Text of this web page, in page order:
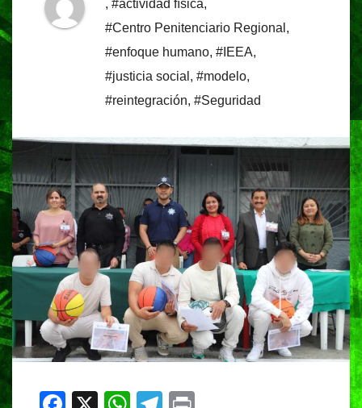
, #actividad física,
#Centro Penitenciario Regional ,
#enfoque humano, #IEEA,
#justicia social , #modelo,
#reintegración, #Seguridad